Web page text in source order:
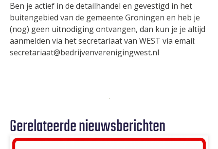
Ben je actief in de detailhandel en gevestigd in het
buitengebied van de gemeente Groningen en heb je
(nog) geen uitnodiging ontvangen, dan kun je je altijd
aanmelden via het secretariaat van WEST via email:
secretariaat@bedrijvenverenigingwest.nl
Gerelateerde nieuwsberichten